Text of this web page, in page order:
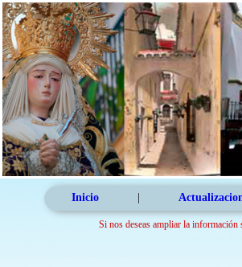
Inicio
Si nos deseas ampliar la